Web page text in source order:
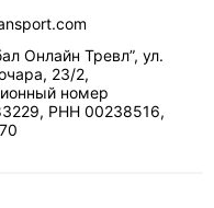
Онлайн Тревл”, ул.
23/2,
номер
РНН 00238516,